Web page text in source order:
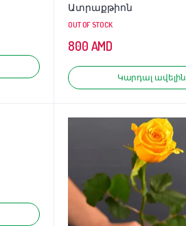
Ատրաքթիոն
OUT OF STOCK
800 AMD
Կարդալ ավելին